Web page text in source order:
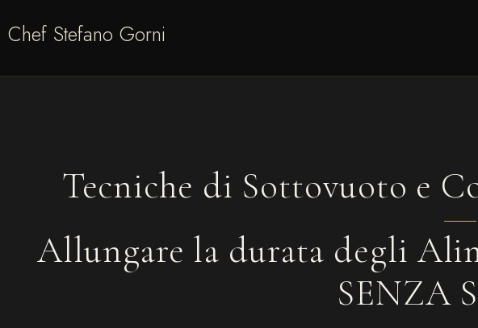
Chef Stefano Gorni
Tecniche di Sottovuoto e
Allungare la durata degli
SENZA